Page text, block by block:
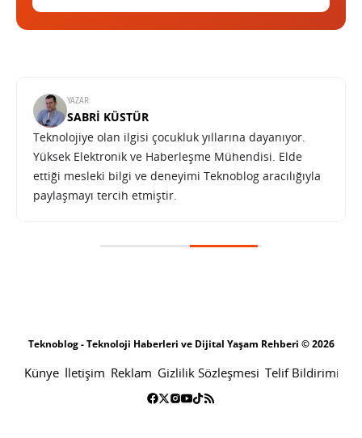
YAZAR:
SABRI KÜSTÜR
Teknolojiye olan ilgisi çocukluk yıllarına dayanıyor.
Yüksek Elektronik ve Haberleşme Mühendisi. Elde
ettiği mesleki bilgi ve deneyimi Teknoblog aracılığıyla
paylaşmayı tercih etmiştir.
Teknoblog - Teknoloji Haberleri ve Dijital Yaşam Rehberi © 2026
Künye İletişim Reklam Gizlilik Sözleşmesi Telif Bildirimi